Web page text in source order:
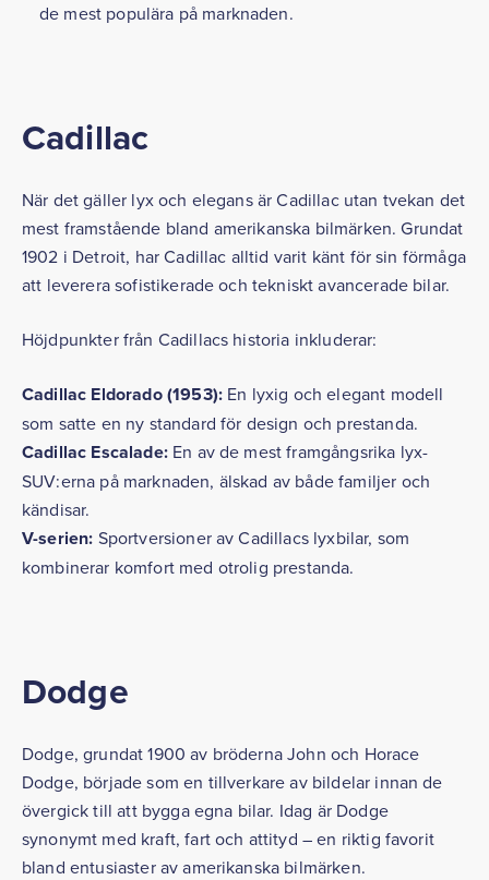
de mest populära på marknaden.
Cadillac
När det gäller lyx och elegans är Cadillac utan tvekan det
mest framstående bland amerikanska bilmärken. Grundat
1902 i Detroit, har Cadillac alltid varit känt för sin förmåga
att leverera sofistikerade och tekniskt avancerade bilar.
Höjdpunkter från Cadillacs historia inkluderar:
Cadillac Eldorado (1953): En lyxig och elegant modell
som satte en ny standard för design och prestanda.
Cadillac Escalade:En av de mest framgångsrika lyx-
SUV:erna på marknaden, älskad av både familjer och
kändisar.
V-serien: Sportversioner av Cadillacs lyxbilar, som
kombinerar komfort med otrolig prestanda.
Dodge
Dodge, grundat 1900 av bröderna John och Horace
Dodge, började som en tillverkare av bildelar innan de
övergick till att bygga egna bilar. Idag är Dodge
synonymt med kraft, fart och attityd – en riktig favorit
bland entusiaster av amerikanska bilmärken.